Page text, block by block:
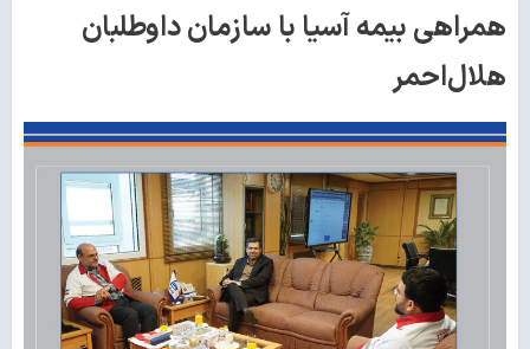
همراهی بیمه آسیا با سازمان داوطلبان
هلال‌احمر